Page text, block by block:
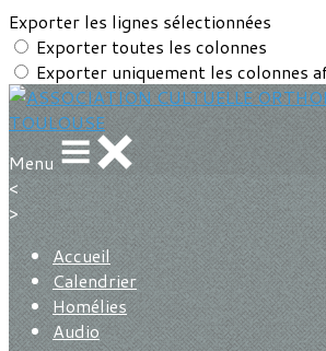
Exporter les lignes sélectionnées
Exporter toutes les colonnes
Exporter uniquement les colonnes
Menu
<
>
Accueil
Calendrier
Homélies
Audio